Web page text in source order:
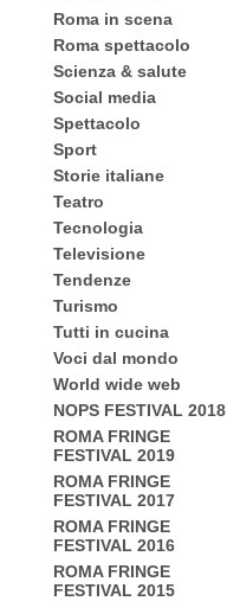
Roma in scena
Roma spettacolo
Scienza & salute
Social media
Spettacolo
Sport
Storie italiane
Teatro
Tecnologia
Televisione
Tendenze
Turismo
Tutti in cucina
Voci dal mondo
World wide web
NOPS FESTIVAL 2018
ROMA FRINGE
FESTIVAL 2019
ROMA FRINGE
FESTIVAL 2017
ROMA FRINGE
FESTIVAL 2016
ROMA FRINGE
FESTIVAL 2015